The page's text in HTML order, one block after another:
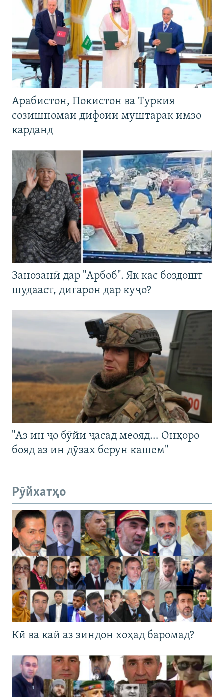
Арабистон, Покистон ва Туркия
созишномаи дифоии муштарак имзо
карданд
Занозанӣ дар "Арбоб". Як кас боздошт
шудааст, дигарон дар куҷо?
"Аз ин ҷо бӯйи ҷасад меояд… Онҳоро
бояд аз ин дӯзах берун кашем"
Рӯйхатҳо
Кӣ ва кай аз зиндон хоҳад баромад?